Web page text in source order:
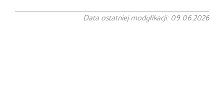
Data ostatniej modyfikacji: 09.06.2026